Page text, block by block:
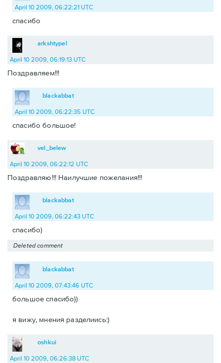
April 10 2009, 06:22:21 UTC
спасибо
arkshtypel
April 10 2009, 06:19:13 UTC
Поздравляем!!!
blackabbat
April 10 2009, 06:22:35 UTC
спасибо большое!
vel_belew
April 10 2009, 06:22:12 UTC
Поздравляю!!! Наилучшие пожелания!!!
blackabbat
April 10 2009, 06:22:43 UTC
спасибо)
Deleted comment
blackabbat
April 10 2009, 07:43:46 UTC
большое спасибо))
я вижу, мнения разделиись:)
oshkui
April 10 2009, 06:26:38 UTC